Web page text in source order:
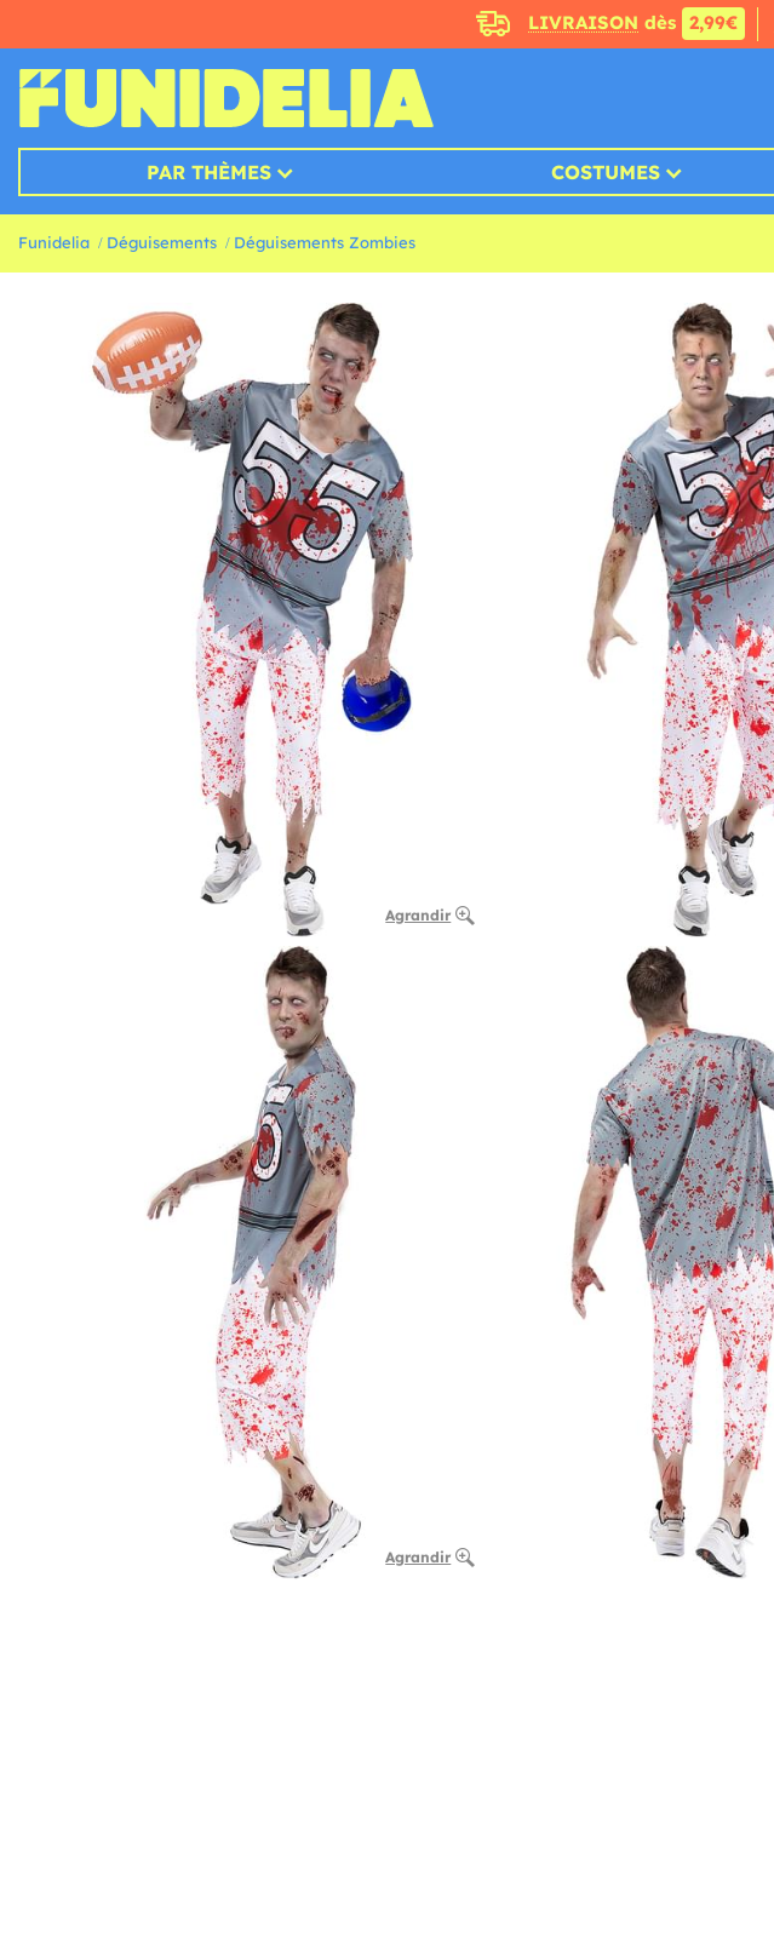
LIVRAISON dès 2,99€
PAR THÈMES COSTUMES
Funidelia Déguisements Déguisements Zombies
Agrandir
Agrandir